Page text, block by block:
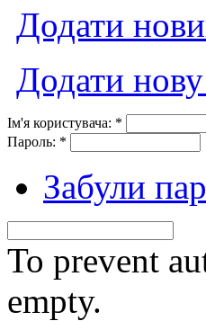
Додати
Додати
Ім'я користувача: *
Пароль: *
Забули
To prevent
empty.